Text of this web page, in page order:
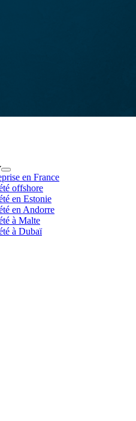
en France
offshore
en Estonie
en Andorre
à Malte
à Dubaï